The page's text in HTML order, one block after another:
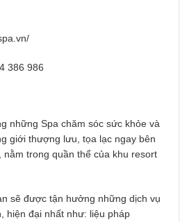
386 986
những Spa chăm sóc sức khỏe và
giới thượng lưu, tọa lạc ngay bên
nằm trong quần thể của khu resort
sẽ được tận hưởng những dịch vụ
hiện đại nhất như: liệu pháp